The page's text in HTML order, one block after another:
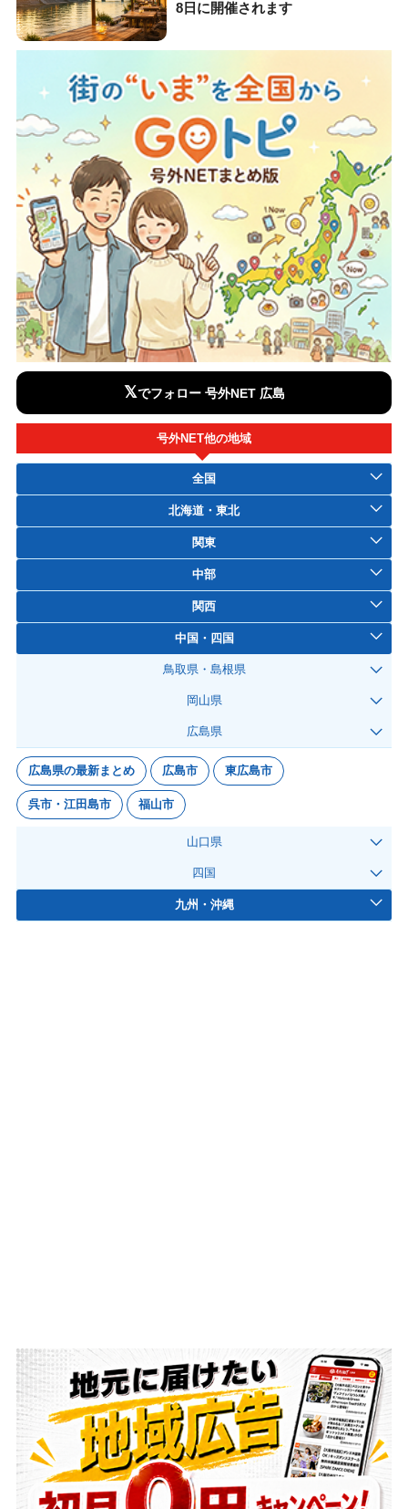
8日に開催されます
𝕏でフォロー 号外NET 広島
号外NET他の地域
全国
北海道・東北
関東
中部
関西
中国・四国
鳥取県・島根県
岡山県
広島県
広島県の最新まとめ 広島市 東広島市
呉市・江田島市 福山市
山口県
四国
九州・沖縄